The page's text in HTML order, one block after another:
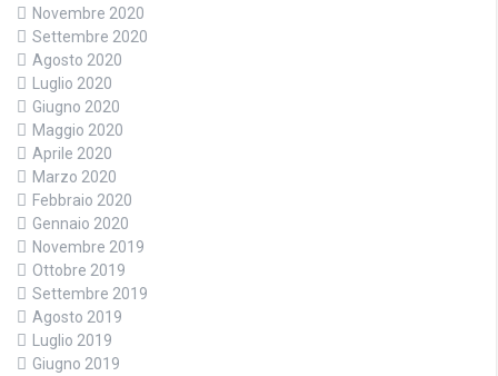
Novembre 2020
Settembre 2020
Agosto 2020
Luglio 2020
Giugno 2020
Maggio 2020
Aprile 2020
Marzo 2020
Febbraio 2020
Gennaio 2020
Novembre 2019
Ottobre 2019
Settembre 2019
Agosto 2019
Luglio 2019
Giugno 2019